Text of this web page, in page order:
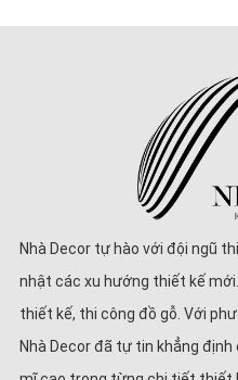
Nhà Decor tự hào với đội ngũ
nhật các xu hướng thiết kế
thiết kế, thi công đồ gỗ. Với
Nhà Decor đã tự tin khẳng